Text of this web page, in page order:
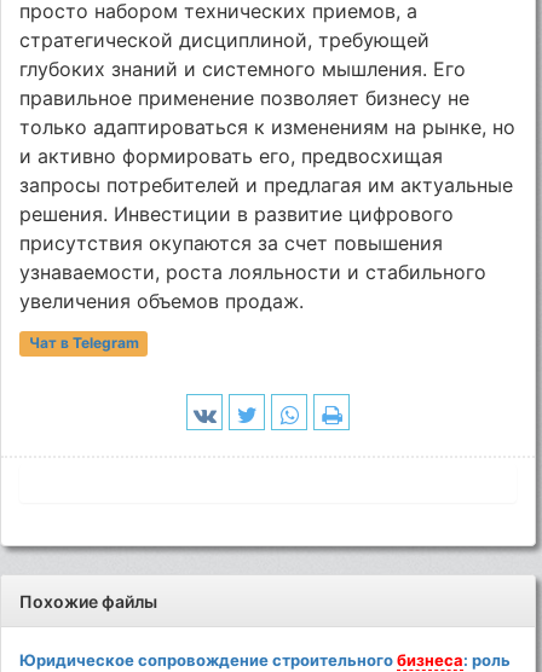
просто набором технических приемов, а
стратегической дисциплиной, требующей
глубоких знаний и системного мышления. Его
правильное применение позволяет бизнесу не
только адаптироваться к изменениям на рынке, но
и активно формировать его, предвосхищая
запросы потребителей и предлагая им актуальные
решения. Инвестиции в развитие цифрового
присутствия окупаются за счет повышения
узнаваемости, роста лояльности и стабильного
увеличения объемов продаж.
Чат в Telegram
Похожие файлы
Юридическое сопровождение строительногобизнеса: роль